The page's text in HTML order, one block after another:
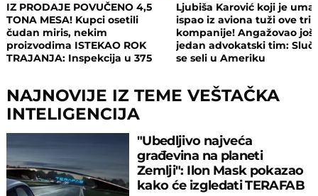
IZ PRODAJE POVUČENO 4,5
TONA MESA! Kupci osetili
čudan miris, nekim
proizvodima ISTEKAO ROK
TRAJANJA: Inspekcija u 375
Ljubiša Karović koji je
ispao iz aviona tuži ove tri
kompanije! Angažovao još
jedan advokatski tim:
se seli u Ameriku
NAJNOVIJE IZ TEME VEŠTAČKA
INTELIGENCIJA
"Ubedljivo najveća
građevina na planeti
Zemlji": Ilon Mask pokazao
kako će izgledati TERAFAB